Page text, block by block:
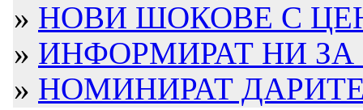
» НОВИ ШОКОВЕ С
» ИНФОРМИРАТ НИ ЗА
» НОМИНИРАТ